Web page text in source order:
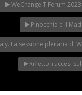
WeChangeIT Forum
Pinocchio e il
La sessione plenaria di
Riflettori accesi sul